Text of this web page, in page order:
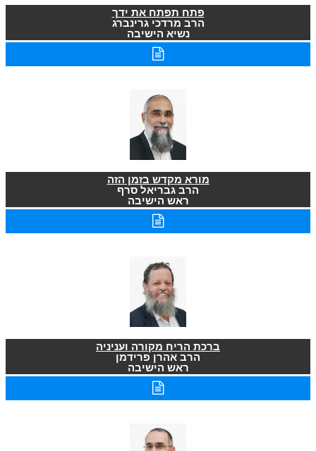
פתח תפתח את ידך
הרב מרדכי גרינברג
נשיא הישיבה
מורא מקדש בזמן הזה
הרב גבריאל סרף
ראש הישיבה
ברכת הריח מקורה ועניניה
הרב אהרן פרידמן
ראש הישיבה